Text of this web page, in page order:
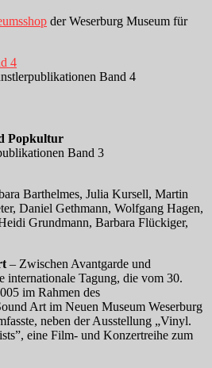
der Weserburg Museum für
Band 4
Popkultur
Band 3
Barthelmes, Julia Kursell, Martin
Daniel Gethmann, Wolfgang Hagen,
Grundmann, Barbara Flückiger,
– Zwischen Avantgarde und
internationale Tagung, die vom 30.
im Rahmen des
Art im Neuen Museum Weserburg
neben der Ausstellung „Vinyl.
eine Film- und Konzertreihe zum